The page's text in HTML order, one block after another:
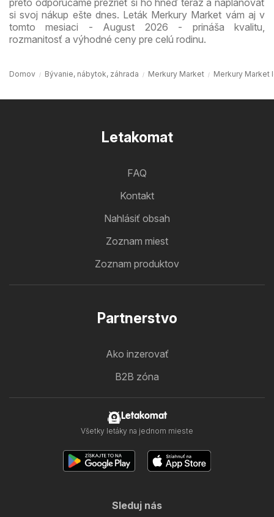
preto odporúčame prezrieť si ho hneď teraz a naplánovať
si svoj nákup ešte dnes. Leták Merkury Market vám aj v
tomto mesiaci - August 2026 - prináša kvalitu,
rozmanitosť a výhodné ceny pre celú rodinu.
Domov Bývanie, nábytok, záhrada Merkury Market Merkury Market
Letakomat
FAQ
Kontakt
Nahlásiť obsah
Zoznam miest
Zoznam produktov
Partnerstvo
Ako inzerovať
B2B zóna
Letakomat
Všetky letáky na jednom mieste
Sleduj nás